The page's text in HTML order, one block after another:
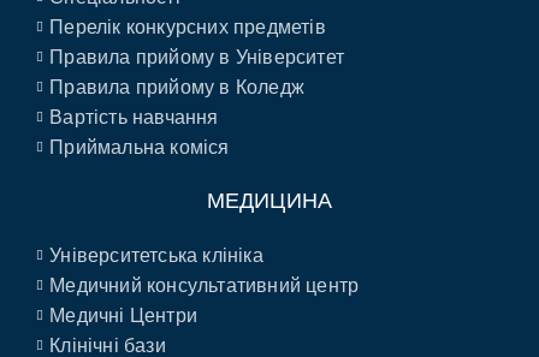
Перелік конкурсних предметів
Правила прийому в Університет
Правила прийому в Коледж
Вартість навчання
Приймальна коміся
МЕДИЦИНА
Університетська клініка
Медичний консультативний центр
Медичні Центри
Клінічні бази